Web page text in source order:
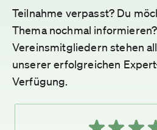
Teilnahme verpasst? Du
Thema nochmal
Vereinsmitgliedern stehen
unserer erfolgreichen
Verfügung.